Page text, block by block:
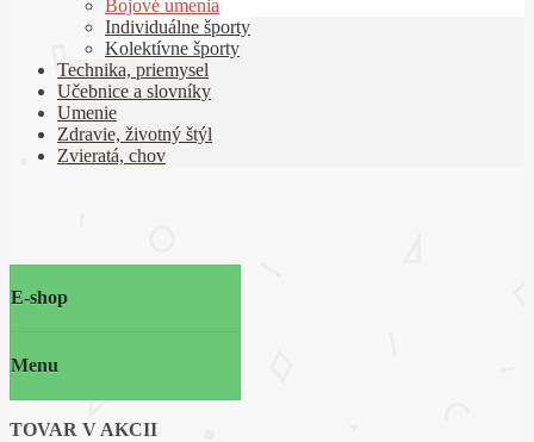
Bojové umenia
Individuálne športy
Kolektívne športy
Technika, priemysel
Učebnice a slovníky
Umenie
Zdravie, životný štýl
Zvieratá, chov
E-shop
Menu
TOVAR V AKCII